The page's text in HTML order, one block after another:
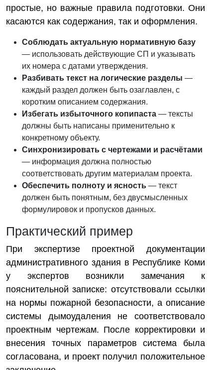
простые, но важные правила подготовки. Они
касаются как содержания, так и оформления.
Соблюдать актуальную нормативную базу
— использовать действующие СП и указывать
их номера с датами утверждения.
Разбивать текст на логические разделы —
каждый раздел должен быть озаглавлен, с
коротким описанием содержания.
Избегать избыточного копипаста — тексты
должны быть написаны применительно к
конкретному объекту.
Синхронизировать с чертежами и расчётами
— информация должна полностью
соответствовать другим материалам проекта.
Обеспечить полноту и ясность — текст
должен быть понятным, без двусмысленных
формулировок и пропусков данных.
Практический пример
При экспертизе проектной документации
административного здания в Республике Коми
у экспертов возникли замечания к
пояснительной записке: отсутствовали ссылки
на нормы пожарной безопасности, а описание
системы дымоудаления не соответствовало
проектным чертежам. После корректировки и
внесения точных параметров система была
согласована, и проект получил положительное